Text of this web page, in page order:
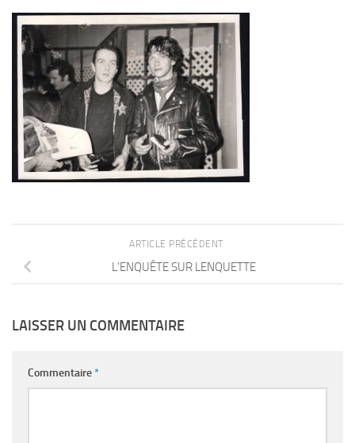
ARTICLE PRÉCÉDENT
L’ENQUÊTE SUR LENQUETTE
LAISSER UN COMMENTAIRE
Commentaire*